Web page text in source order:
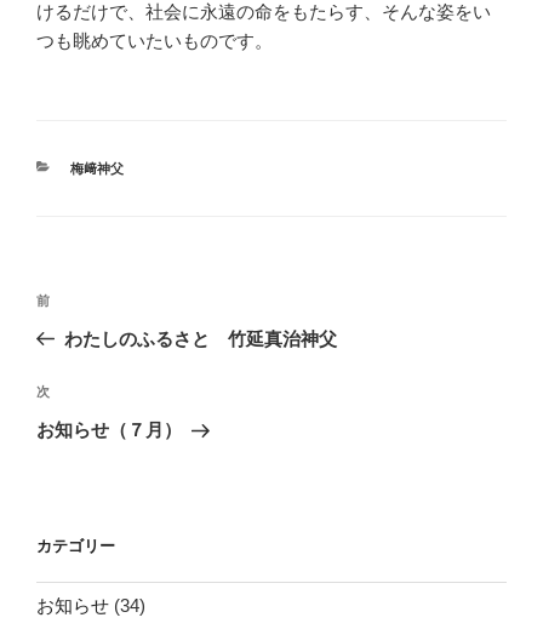
けるだけで、社会に永遠の命をもたらす、そんな姿をい
つも眺めていたいものです。
カ
梅﨑神父
投
ビ
ゲ
ン
前
の
稿
前
わたしのふるさと 竹延真治神父
次
の
次
お知らせ（７月）
カテゴリー
お知らせ (34)